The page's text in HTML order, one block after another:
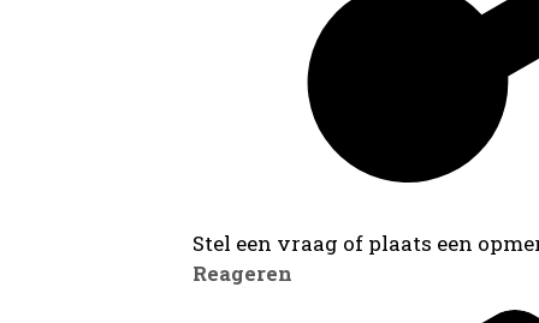
Stel een vraag of plaats een
Reageren